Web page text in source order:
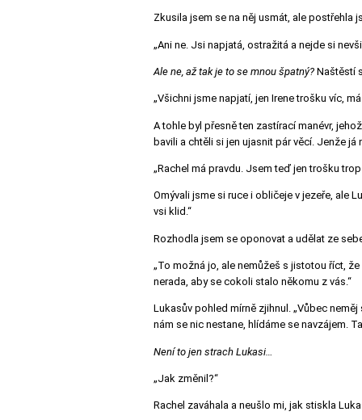
Zkusila jsem se na něj usmát, ale postřehla
„Ani ne. Jsi napjatá, ostražitá a nejde si
Ale ne, až tak je to se mnou špatný? Naštěstí
„Všichni jsme napjatí, jen Irene trošku víc,
A tohle byl přesně ten zastírací manévr,
bavili a chtěli si jen ujasnit pár věcí. Jenže já
„Rachel má pravdu. Jsem teď jen trošku
Omývali jsme si ruce i obličeje v jezeře, ale
vsi klid.“
Rozhodla jsem se oponovat a udělat ze
„To možná jo, ale nemůžeš s jistotou říct,
nerada, aby se cokoli stalo někomu z vás.“
Lukasův pohled mírně zjihnul. „Vůbec
nám se nic nestane, hlídáme se navzájem.
Není to jen strach Lukasi…
„Jak změnil?“
Rachel zaváhala a neušlo mi, jak stiskla